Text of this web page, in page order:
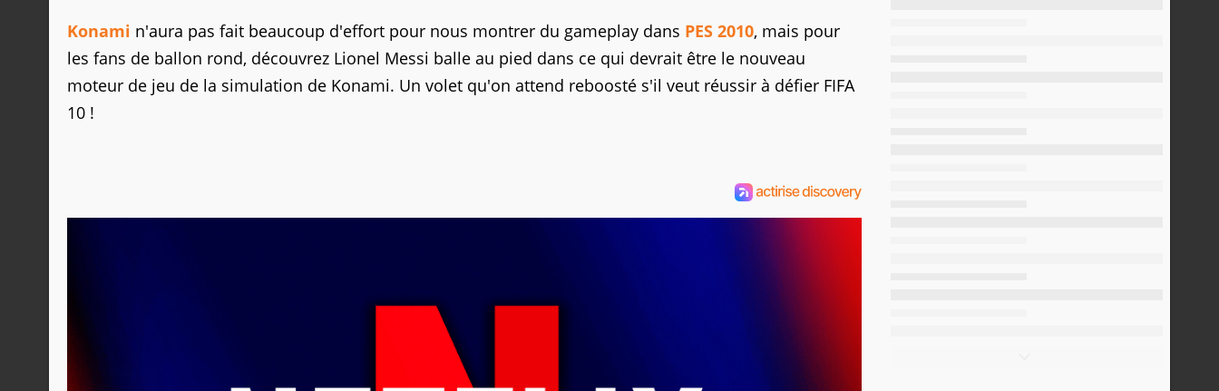
Konami n'aura pas fait beaucoup d'effort pour nous montrer du gameplay dans PES 2010, mais pour
les fans de ballon rond, découvrez Lionel Messi balle au pied dans ce qui devrait être le nouveau
moteur de jeu de la simulation de Konami. Un volet qu'on attend reboosté s'il veut réussir à défier FIFA
10 !